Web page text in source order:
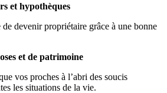
et hypothèques
devenir propriétaire grâce à une bonne
et de patrimoine
vos proches à l’abri des soucis
les situations de la vie.